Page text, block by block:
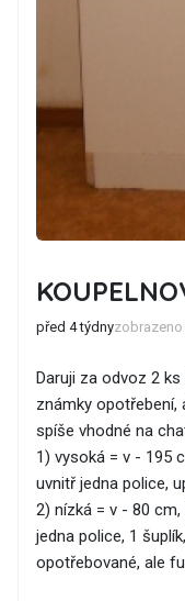
před 4 týdnyzobrazeno
Daruji za odvoz 2
známky opotřebení,
spíše vhodné na
1) vysoká = v - 195
uvnitř jedna police,
2) nízká = v - 80
jedna police, 1
opotřebované, ale